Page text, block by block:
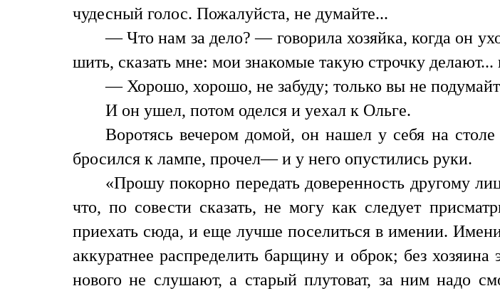
чудесный голос. Пожалуйста, не думайте...
— Что нам за дело? — говорила хозяйка, когда он
шить, сказать мне: мои знакомые такую строчку
— Хорошо, хорошо, не забуду; только вы не
И он ушел, потом оделся и уехал к Ольге.
Воротясь вечером домой, он нашел у себя на
бросился к лампе, прочел— и у него опустились руки.
«Прошу покорно передать доверенность другому
что, по совести сказать, не могу как следует
приехать сюда, и еще лучше поселиться в имении.
аккуратнее распределить барщину и оброк; без
нового не слушают, а старый плутоват, за ним надо